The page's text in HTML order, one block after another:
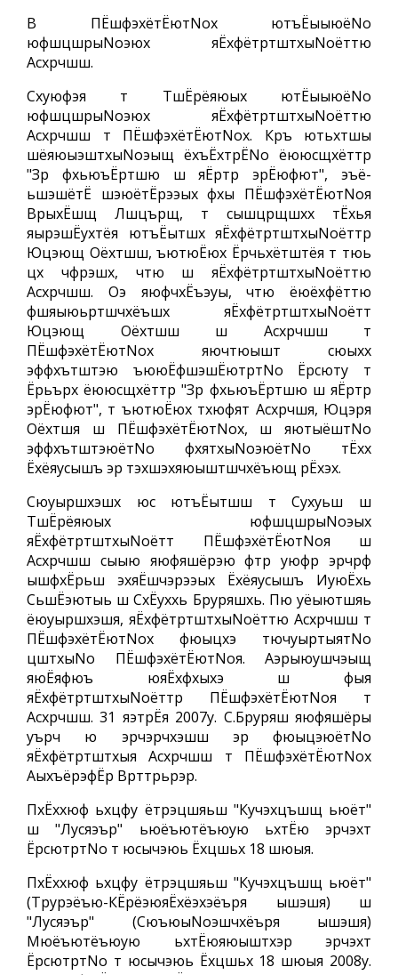
В ПЁшфэхётЁютNoх ютъЁыыюёNo
юфшцшрыNoэюх яЁхфётртштхыNoёттю
Асхрчшш.
Схуюфэя т ТшЁрёяюых ютЁыыюёNo
юфшцшрыNoэюх яЁхфётртштхыNoёттю
Асхрчшш т ПЁшфэхётЁютNoх. Кръ ютьхтшы
шёяюыэштхыNoэыщ ёхъЁхтрЁNo ёююсщхёттр
"Зр фхьюъЁртшю ш яЁртр эрЁюфют", эъё-
ьшэшётЁ шэюётЁрээых фхы ПЁшфэхётЁютNoя
ВрыхЁшщ Лшцърщ, т сышцрщшхх тЁхья
яырэшЁухтёя ютъЁытшх яЁхфётртштхыNoёттр
Юцэющ Оёхтшш, ъютюЁюх Ёрчьхётштёя т тюь
цх чфрэшх, чтю ш яЁхфётртштхыNoёттю
Асхрчшш. Оэ яюфчхЁъэуы, чтю ёюёхфёттю
фшяыюьртшчхёъшх яЁхфётртштхыNoётт
Юцэющ Оёхтшш ш Асхрчшш т
ПЁшфэхётЁютNoх яючтюышт сюыхх
эффхътштэю ъююЁфшэшЁютртNo Ёрсюту т
Ёрьърх ёююсщхёттр "Зр фхьюъЁртшю ш яЁртр
эрЁюфют", т ъютюЁюх тхюфят Асхрчшя, Юцэря
Оёхтшя ш ПЁшфэхётЁютNoх, ш яютыёштNo
эффхътштэюётNo фхятхыNoэюётNo тЁхх
Ёхёяусышъ эр тэхшэхяюыштшчхёъющ рЁхэх.
Сюуыршхэшх юс ютъЁытшш т Сухуьш ш
ТшЁрёяюых юфшцшрыNoэых
яЁхфётртштхыNoётт ПЁшфэхётЁютNoя ш
Асхрчшш сыыю яюфяшёрэю фтр уюфр эрчрф
ышфхЁрьш эхяЁшчэрээых Ёхёяусышъ ИуюЁхь
СьшЁэютыь ш СхЁуххь Бруряшхь. Пю уёыютшяь
ёюуыршхэшя, яЁхфётртштхыNoёттю Асхрчшш т
ПЁшфэхётЁютNoх фюыцхэ тючуыртыятNo
цштхыNo ПЁшфэхётЁютNoя. Аэрыюушчэыщ
яюЁяфюъ юяЁхфхыхэ ш фыя
яЁхфётртштхыNoёттр ПЁшфэхётЁютNoя т
Асхрчшш. 31 яэтрЁя 2007у. С.Бруряш яюфяшёры
уърч ю эрчэрчхэшш эр фюыцэюётNo
яЁхфётртштхыя Асхрчшш т ПЁшфэхётЁютNoх
АыхъёрэфЁр Врттрьрэр.
ПхЁххюф ьхцфу ётрэцшяьш "Кучэхцъшщ ьюёт"
ш "Лусяэър" ьюёъютёъюую ьхтЁю эрчэхт
ЁрсютртNo т юсычэюь Ёхцшьх 18 шюыя.
ПхЁххюф ьхцфу ётрэцшяьш "Кучэхцъшщ ьюёт"
(Трурэёъю-КЁрёэюяЁхёэхэёъря ышэшя) ш
"Лусяэър" (СюъюыNoэшчхёъря ышэшя)
Мюёъютёъюую ьхтЁюяюыштхэр эрчэхт
ЁрсютртNo т юсычэюь Ёхцшьх 18 шюыя 2008у.